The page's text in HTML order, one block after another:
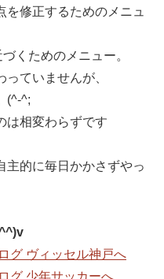
を修正するためのメニュ
くためのメニュー。
ていませんが、
(^-^;
は相変わらずです
主的に毎日かかさずやっ